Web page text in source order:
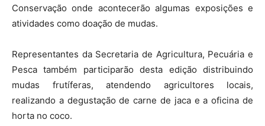
Conservação onde acontecerão algumas exposições e
atividades como doação de mudas.
Representantes da Secretaria de Agricultura, Pecuária e
Pesca também participarão desta edição distribuindo
mudas frutíferas, atendendo agricultores locais,
realizando a degustação de carne de jaca e a oficina de
horta no coco.